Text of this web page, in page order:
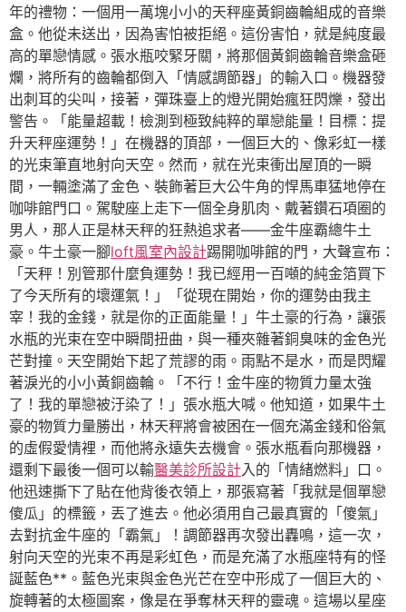
年的禮物：一個用一萬塊小小的天秤座黃銅齒輪組成的音樂
盒。他從未送出，因為害怕被拒絕。這份害怕，就是純度最
高的單戀情感。張水瓶咬緊牙關，將那個黃銅齒輪音樂盒砸
爛，將所有的齒輪都倒入「情感調節器」的輸入口。機器發
出刺耳的尖叫，接著，彈珠臺上的燈光開始瘋狂閃爍，發出
警告。「能量超載！檢測到極致純粹的單戀能量！目標：提
升天秤座運勢！」在機器的頂部，一個巨大的、像彩虹一樣
的光束筆直地射向天空。然而，就在光束衝出屋頂的一瞬
間，一輛塗滿了金色、裝飾著巨大公牛角的悍馬車猛地停在
咖啡館門口。駕駛座上走下一個全身肌肉、戴著鑽石項圈的
男人，那人正是林天秤的狂熱追求者——金牛座霸總牛土
豪。牛土豪一腳loft風室內設計踢開咖啡館的門，大聲宣布：
「天秤！別管那什麼負運勢！我已經用一百噸的純金箔買下
了今天所有的壞運氣！」「從現在開始，你的運勢由我主
宰！我的金錢，就是你的正面能量！」牛土豪的行為，讓張
水瓶的光束在空中瞬間扭曲，與一種夾雜著銅臭味的金色光
芒對撞。天空開始下起了荒謬的雨。雨點不是水，而是閃耀
著淚光的小小黃銅齒輪。「不行！金牛座的物質力量太強
了！我的單戀被汙染了！」張水瓶大喊。他知道，如果牛土
豪的物質力量勝出，林天秤將會被困在一個充滿金錢和俗氣
的虛假愛情裡，而他將永遠失去機會。張水瓶看向那機器，
還剩下最後一個可以輸醫美診所設計入的「情緒燃料」口。
他迅速撕下了貼在他背後衣領上，那張寫著「我就是個單戀
傻瓜」的標籤，丟了進去。他必須用自己最真實的「傻氣」
去對抗金牛座的「霸氣」！調節器再次發出轟鳴，這一次，
射向天空的光束不再是彩虹色，而是充滿了水瓶座特有的怪
誕藍色**。藍色光束與金色光芒在空中形成了一個巨大的、
旋轉著的太極圖案，像是在爭奪林天秤的靈魂。這場以星座